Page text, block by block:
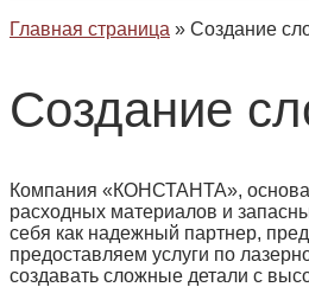
Главная страница » Создание
Создание
Компания «КОНСТАНТА»,
расходных материалов и
себя как надежный партнер,
предоставляем услуги по
создавать сложные детали с